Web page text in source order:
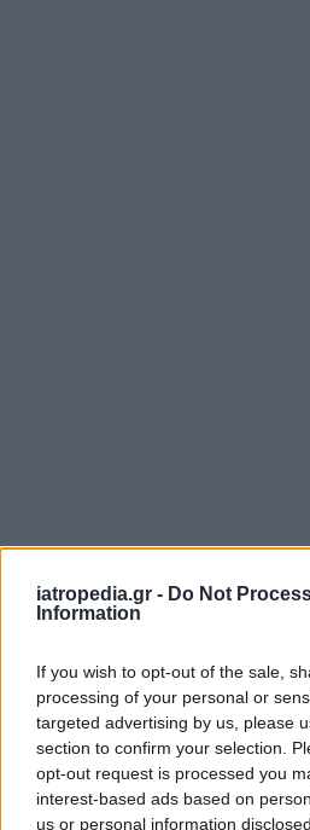
iatropedia.gr - Do Not
Information
If you wish to opt-out of the sale,
processing of your personal or
targeted advertising by us, please
section to confirm your selection.
opt-out request is processed you
interest-based ads based on
us or personal information
ΡΟΗ ΕΙΔΗΣΕΩΝ
ΕΙΔΗΣΕΙΣ 07 Αυγούστου
Περιορισμένη η πρόσβαση
άτομα: Τι αποκαλύπτει
ελληνική συμμετοχή